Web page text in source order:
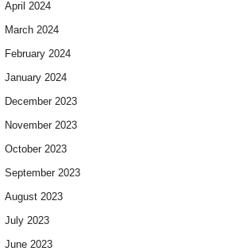
April 2024
March 2024
February 2024
January 2024
December 2023
November 2023
October 2023
September 2023
August 2023
July 2023
June 2023